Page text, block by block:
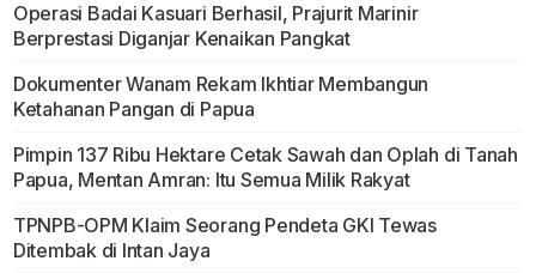
Operasi Badai Kasuari Berhasil, Prajurit Marinir
Berprestasi Diganjar Kenaikan Pangkat
Dokumenter Wanam Rekam Ikhtiar Membangun
Ketahanan Pangan di Papua
Pimpin 137 Ribu Hektare Cetak Sawah dan Oplah di Tanah
Papua, Mentan Amran: Itu Semua Milik Rakyat
TPNPB-OPM Klaim Seorang Pendeta GKI Tewas
Ditembak di Intan Jaya